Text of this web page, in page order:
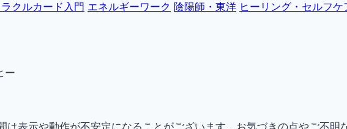
クルカード入門 エネルギーワーク 陰陽師・東洋 ヒーリング・セルフケ